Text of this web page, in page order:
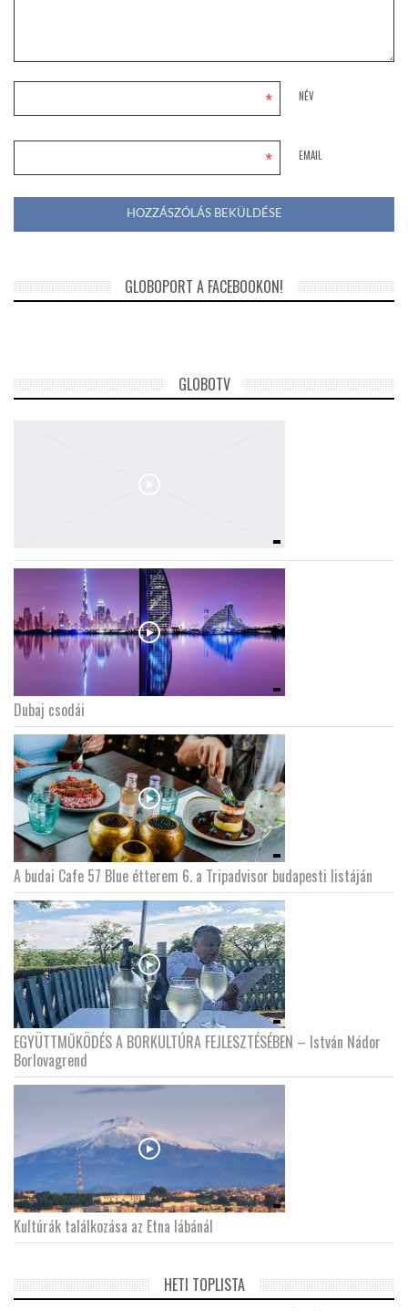
NÉV
*
EMAIL
*
GLOBOPORT A FACEBOOKON!
GLOBOTV
Dubaj csodái
A budai Cafe 57 Blue étterem 6. a Tripadvisor budapesti listáján
EGYÜTTMŰKÖDÉS A BORKULTÚRA FEJLESZTÉSÉBEN – István Nádor
Borlovagrend
Kultúrák találkozása az Etna lábánál
HETI TOPLISTA